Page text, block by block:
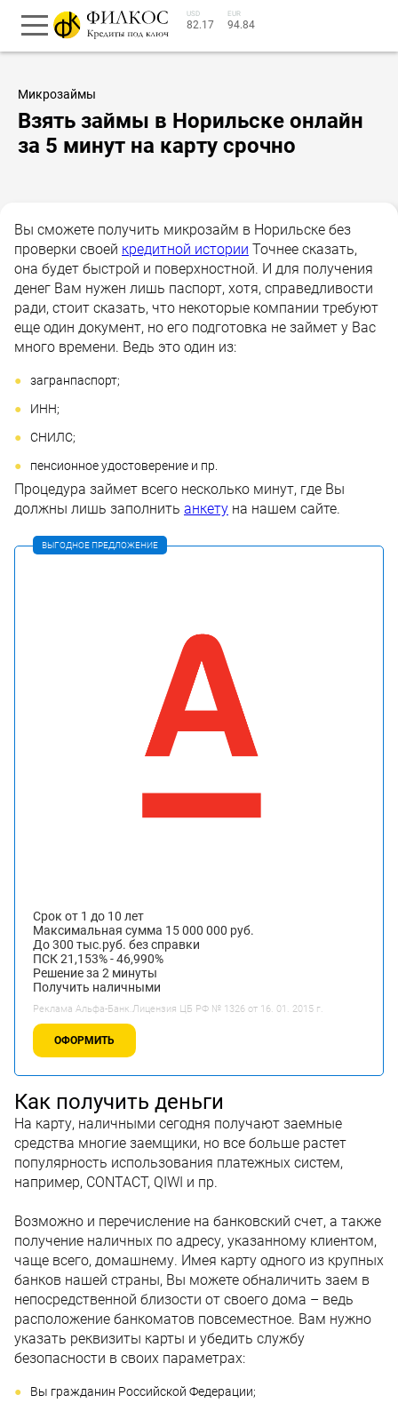
USD
82.17
EUR
94.84
Микрозаймы
Взять займы в Норильске онлайн
за 5 минут на карту срочно
Вы сможете получить микрозайм в Норильске без
проверки своей кредитной истории Точнее сказать,
она будет быстрой и поверхностной. И для получения
денег Вам нужен лишь паспорт, хотя, справедливости
ради, стоит сказать, что некоторые компании требуют
еще один документ, но его подготовка не займет у Вас
много времени. Ведь это один из:
загранпаспорт;
ИНН;
СНИЛС;
пенсионное удостоверение и пр.
Процедура займет всего несколько минут, где Вы
должны лишь заполнить анкету на нашем сайте.
ВЫГОДНОЕ ПРЕДЛОЖЕНИЕ
Срок от 1 до 10 лет
Максимальная сумма 15 000 000 руб.
До 300 тыс.руб. без справки
ПСК 21,153% - 46,990%
Решение за 2 минуты
Получить наличными
Реклама Альфа-Банк.Лицензия ЦБ РФ № 1326 от 16. 01. 2015 г.
ОФОРМИТЬ
Как получить деньги
На карту, наличными сегодня получают заемные
средства многие заемщики, но все больше растет
популярность использования платежных систем,
например, CONTACT, QIWI и пр.
Возможно и перечисление на банковский счет, а также
получение наличных по адресу, указанному клиентом,
чаще всего, домашнему. Имея карту одного из крупных
банков нашей страны, Вы можете обналичить заем в
непосредственной близости от своего дома – ведь
расположение банкоматов повсеместное. Вам нужно
указать реквизиты карты и убедить службу
безопасности в своих параметрах:
Вы гражданин Российской Федерации;